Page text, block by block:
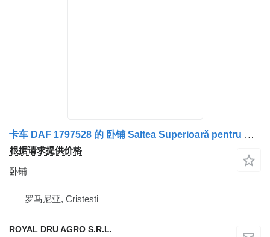
卡车 DAF 1797528 的 卧铺 Saltea Superioară pentru Camion
根据请求提供价格
卧铺
罗马尼亚, Cristesti
ROYAL DRU AGRO S.R.L.